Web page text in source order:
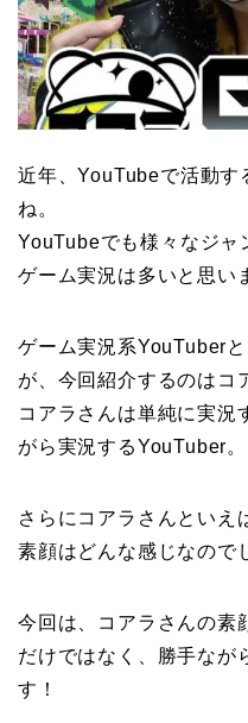
近年、YouTubeで活動す
ね。
YouTubeでも様々なジャ
ゲーム実況は多いと思い
ゲーム実況系YouTuber
が、今回紹介するのはコ
コアラさんは単純に実況
がら実況するYouTuber。
さらにコアラさんといえ
素顔はどんな感じなので
今回は、コアラさんの素
だけではなく、勝手なが
す！